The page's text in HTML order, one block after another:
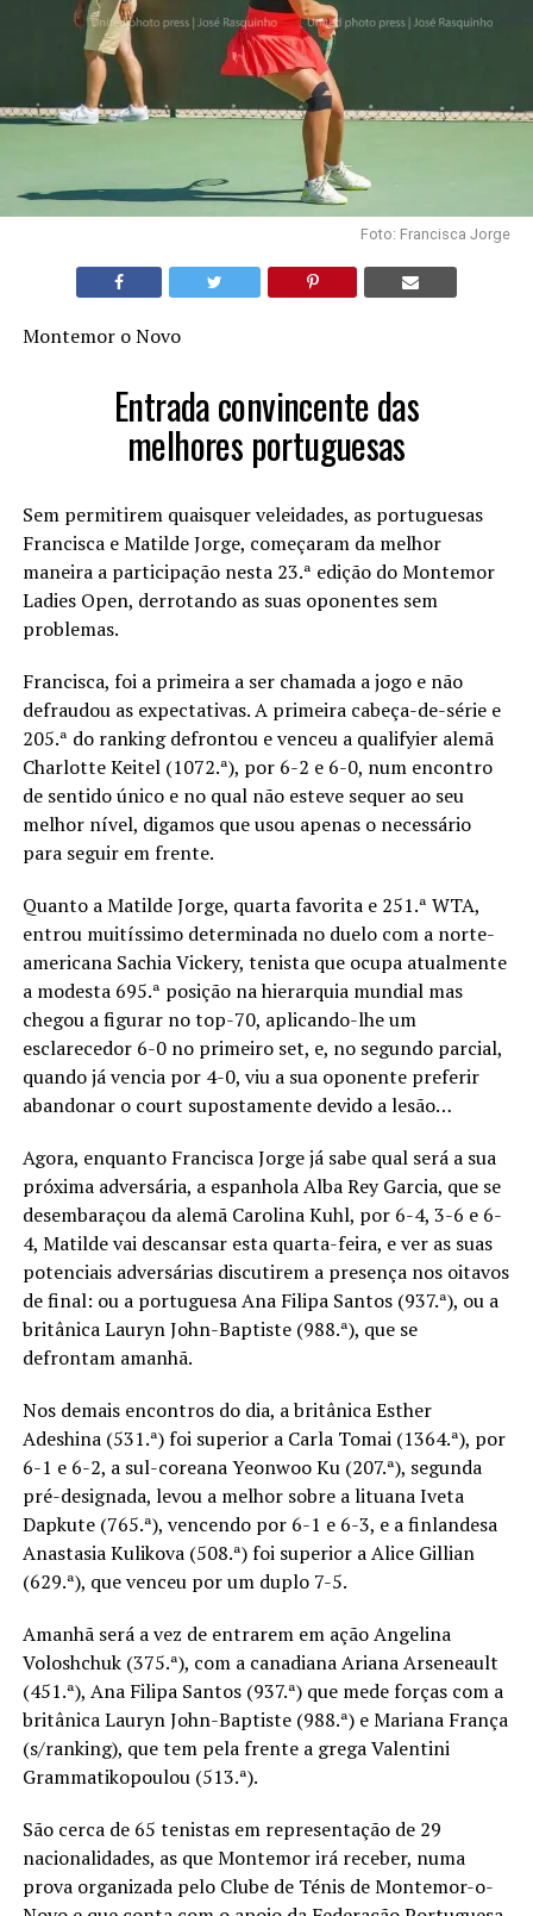
Foto: Francisca Jorge
Montemor o Novo
Entrada convincente das
melhores portuguesas
Sem permitirem quaisquer veleidades, as portuguesas
Francisca e Matilde Jorge, começaram da melhor
maneira a participação nesta 23.ª edição do Montemor
Ladies Open, derrotando as suas oponentes sem
problemas.
Francisca, foi a primeira a ser chamada a jogo e não
defraudou as expectativas. A primeira cabeça-de-série e
205.ª do ranking defrontou e venceu a qualifyier alemã
Charlotte Keitel (1072.ª), por 6-2 e 6-0, num encontro
de sentido único e no qual não esteve sequer ao seu
melhor nível, digamos que usou apenas o necessário
para seguir em frente.
Quanto a Matilde Jorge, quarta favorita e 251.ª WTA,
entrou muitíssimo determinada no duelo com a norte-
americana Sachia Vickery, tenista que ocupa atualmente
a modesta 695.ª posição na hierarquia mundial mas
chegou a figurar no top-70, aplicando-lhe um
esclarecedor 6-0 no primeiro set, e, no segundo parcial,
quando já vencia por 4-0, viu a sua oponente preferir
abandonar o court supostamente devido a lesão…
Agora, enquanto Francisca Jorge já sabe qual será a sua
próxima adversária, a espanhola Alba Rey Garcia, que se
desembaraçou da alemã Carolina Kuhl, por 6-4, 3-6 e 6-
4, Matilde vai descansar esta quarta-feira, e ver as suas
potenciais adversárias discutirem a presença nos oitavos
de final: ou a portuguesa Ana Filipa Santos (937.ª), ou a
britânica Lauryn John-Baptiste (988.ª), que se
defrontam amanhã.
Nos demais encontros do dia, a britânica Esther
Adeshina (531.ª) foi superior a Carla Tomai (1364.ª), por
6-1 e 6-2, a sul-coreana Yeonwoo Ku (207.ª), segunda
pré-designada, levou a melhor sobre a lituana Iveta
Dapkute (765.ª), vencendo por 6-1 e 6-3, e a finlandesa
Anastasia Kulikova (508.ª) foi superior a Alice Gillian
(629.ª), que venceu por um duplo 7-5.
Amanhã será a vez de entrarem em ação Angelina
Voloshchuk (375.ª), com a canadiana Ariana Arseneault
(451.ª), Ana Filipa Santos (937.ª) que mede forças com a
britânica Lauryn John-Baptiste (988.ª) e Mariana França
(s/ranking), que tem pela frente a grega Valentini
Grammatikopoulou (513.ª).
São cerca de 65 tenistas em representação de 29
nacionalidades, as que Montemor irá receber, numa
prova organizada pelo Clube de Ténis de Montemor-o-